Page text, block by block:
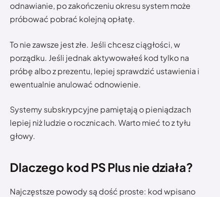
odnawianie, po zakończeniu okresu system może
próbować pobrać kolejną opłatę.
To nie zawsze jest złe. Jeśli chcesz ciągłości, w
porządku. Jeśli jednak aktywowałeś kod tylko na
próbę albo z prezentu, lepiej sprawdzić ustawienia i
ewentualnie anulować odnowienie.
Systemy subskrypcyjne pamiętają o pieniądzach
lepiej niż ludzie o rocznicach. Warto mieć to z tyłu
głowy.
Dlaczego kod PS Plus nie działa?
Najczęstsze powody są dość proste: kod wpisano